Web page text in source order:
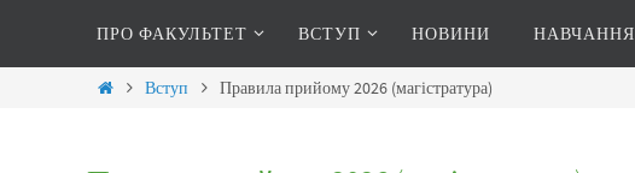
ПРО ФАКУЛЬТЕТ ВСТУП НОВИНИ НАВЧАННЯ
Вступ Правила прийому 2026 (магістратура)